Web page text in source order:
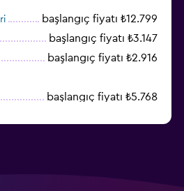
başlangıç fiyatı ₺12.799
başlangıç fiyatı ₺3.147
başlangıç fiyatı ₺2.916
başlangıç fiyatı ₺5.768